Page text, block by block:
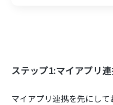
ステップ1:マイアプリ
マイアプリ連携を先にし